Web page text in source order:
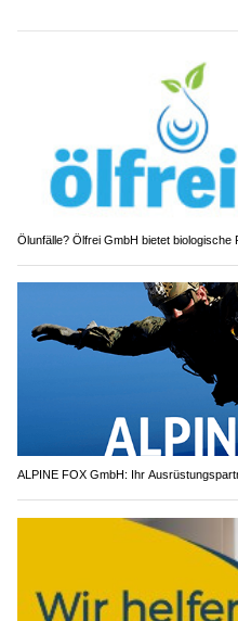
Ölunfälle? Ölfrei GmbH bietet biologische
ALPINE FOX GmbH: Ihr